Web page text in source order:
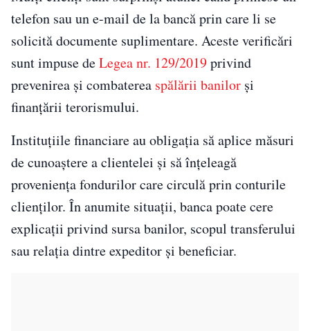
telefon sau un e-mail de la bancă prin care li se
solicită documente suplimentare. Aceste verificări
sunt impuse deLegea nr. 129/2019privind
prevenirea și combaterea spălării banilor și
finanțării terorismului.
Instituțiile financiare au obligația să aplice măsuri
de cunoaștere a clientelei și să înțeleagă
proveniența fondurilor care circulă prin conturile
clienților. În anumite situații, banca poate cere
explicații privind sursa banilor, scopul transferului
sau relația dintre expeditor și beneficiar.